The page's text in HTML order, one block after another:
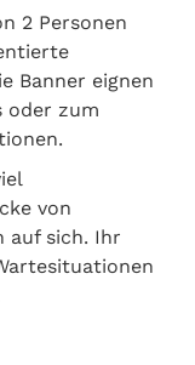
2 Personen
Banner eignen
oder zum
von
auf sich. Ihr